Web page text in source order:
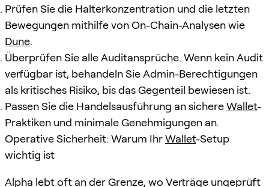
Prüfen Sie die Halterkonzentration und die letzten
Bewegungen mithilfe von On-Chain-Analysen wie
Dune.
Überprüfen Sie alle Auditansprüche. Wenn kein Audit
verfügbar ist, behandeln Sie Admin-Berechtigungen
als kritisches Risiko, bis das Gegenteil bewiesen ist.
Passen Sie die Handelsausführung an sichereWallet-
Praktiken und minimale Genehmigungen an.
Operative Sicherheit: Warum IhrWallet-Setup
wichtig ist
Alpha lebt oft an der Grenze, wo Verträge ungeprüft